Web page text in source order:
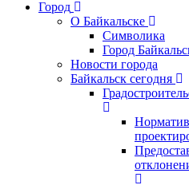
Город
О Байкальске
Символика
Город
Новости города
Байкальск сегодня